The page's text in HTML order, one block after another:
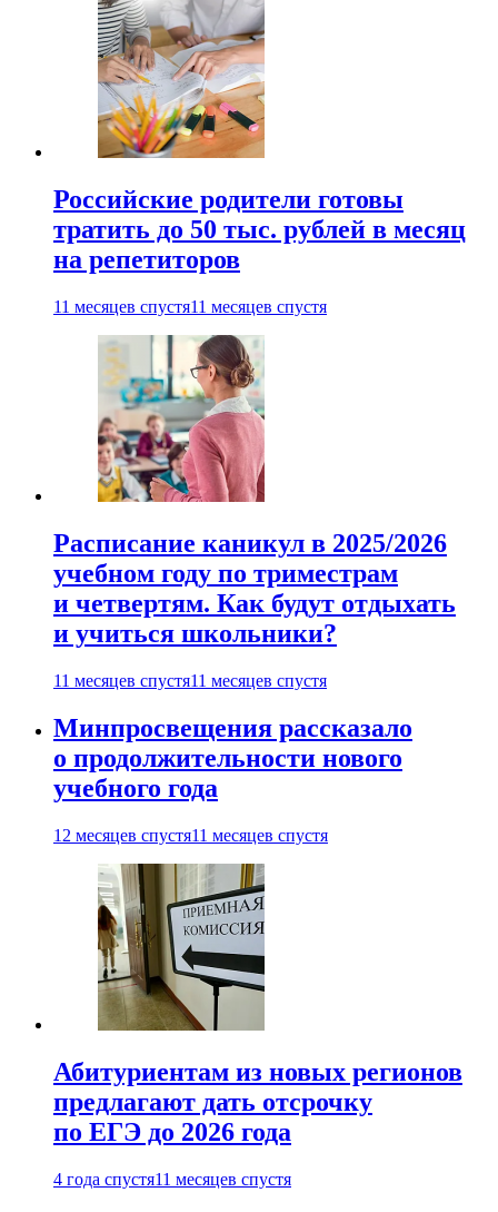
Российские родители готовы
тратить до 50 тыс. рублей в месяц
на репетиторов
11 месяцев спустя11 месяцев спустя
Расписание каникул в 2025/2026
учебном году по триместрам
и четвертям. Как будут отдыхать
и учиться школьники?
11 месяцев спустя11 месяцев спустя
Минпросвещения рассказало
о продолжительности нового
учебного года
12 месяцев спустя11 месяцев спустя
Абитуриентам из новых регионов
предлагают дать отсрочку
по ЕГЭ до 2026 года
4 года спустя11 месяцев спустя